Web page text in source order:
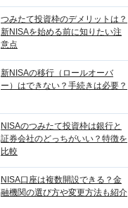
つみたて投資枠のデメリットは？
新NISAを始める前に知りたい注
意点
新NISAの移行（ロールオーバ
ー）はできない？手続きは必要？
NISAのつみたて投資枠は銀行と
証券会社のどっちがいい？特徴を
比較
NISA口座は複数開設できる？金
融機関の選び方や変更方法も紹介